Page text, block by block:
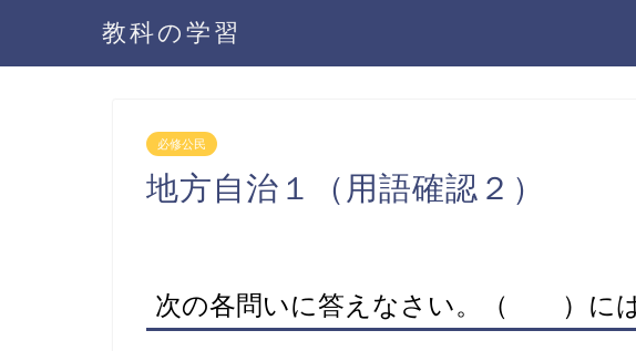
教科の学習
必修公民
地方自治１（用語確認２）
次の各問いに答えなさい。（ ）には